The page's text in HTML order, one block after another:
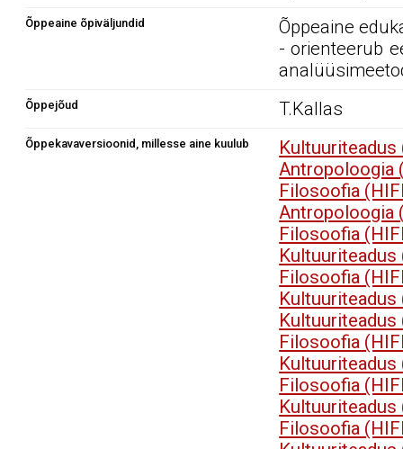
Õppeaine õpiväljundid
Õppeaine
- orienteerub
Õppejõud T.Kallas
Õppekavaversioonid, millesse aine kuulub
Antropoloogia
Filosoofia
Antropoloogia
Filosoofia
Filosoofia
Filosoofia
Filosoofia
Filosoofia